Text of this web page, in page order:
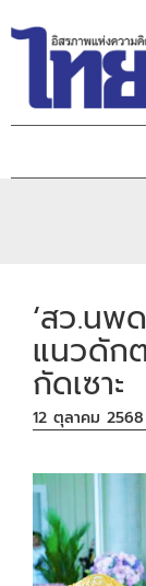
‘สว.นพ
แนวดัก
กัดเซาะ
12 ตุลาคม